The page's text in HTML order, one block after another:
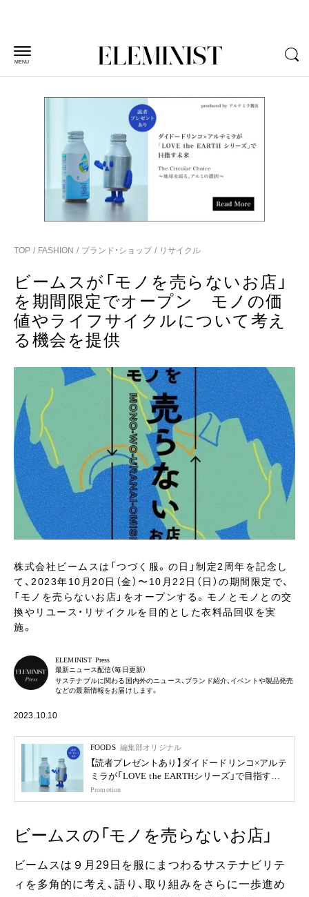
MENU
TOP FASHION ブランド・ショップ リサイクル
ビームスが「モノを売らないお店」
を期間限定でオープン モノの価
値やライフサイクルについて考え
る機会を提供
株式会社ビームスは「つづく服。の日」制定2周年を記念し
て、2023年10月20日（金）〜10月22日（日）の期間限定で、
「モノを売らないお店」をオープンする。モノとモノとの交
換やリユース・リサイクルを目的とした衣料品回収を実
施。
ELEMINIST Press
最新ニュース配信（毎日更新）
サステナブルに関わる国内外のニュース、ブランド紹介、イベントや製品発売
などの最新情報をお届けします。
2023.10.10
FOODS 編集部オリジナル
【読者プレゼントあり】ダイドードリンコ×アルテ
ミラが「LOVE the EARTHシリーズ」で目指す未
来
Promotion
ビームスの「モノを売らないお店」
ビームスは９月29日を服にまつわるサステナビリテ
ィを多角的に考え、語り、取り組みをさらに一歩進め